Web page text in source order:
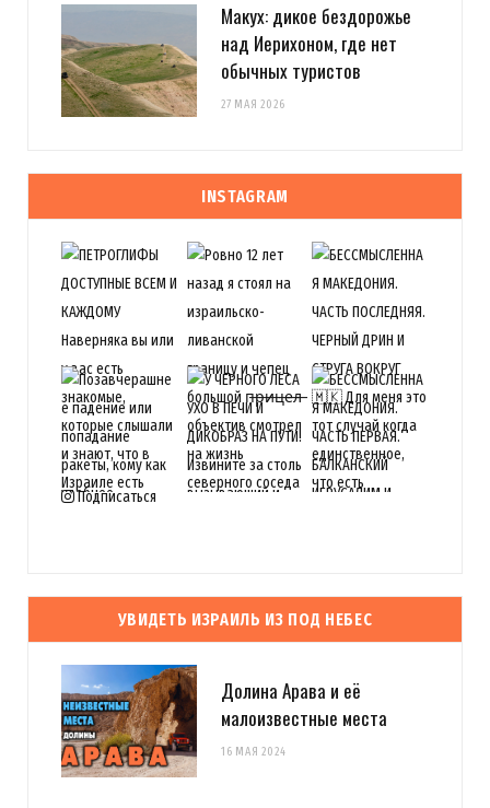
Макух: дикое бездорожье
над Иерихоном, где нет
обычных туристов
27 МАЯ 2026
INSTAGRAM
Подписаться
УВИДЕТЬ ИЗРАИЛЬ ИЗ ПОД НЕБЕС
Долина Арава и её
малоизвестные места
16 МАЯ 2024